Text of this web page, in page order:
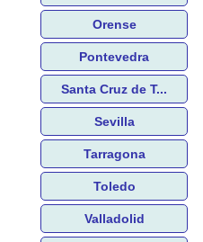
Orense
Pontevedra
Santa Cruz de T...
Sevilla
Tarragona
Toledo
Valladolid